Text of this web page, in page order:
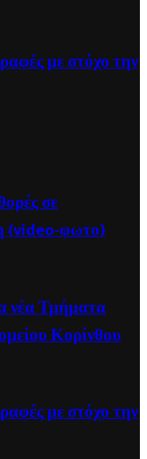
με στόχο την
σε
(video-φωτο)
νέα Τμήματα
Κορίνθου
με στόχο την